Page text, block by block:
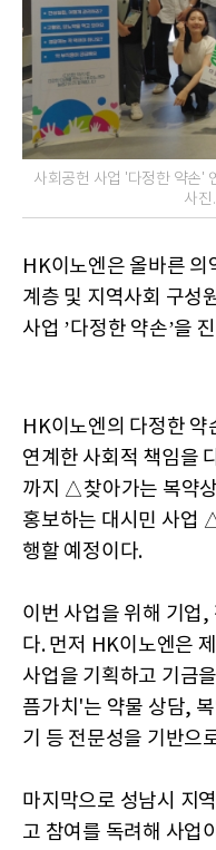
사회공헌 사업 '다정한 약손'
사진
HK이노엔은 올바른 의
계층 및 지역사회 구성
사업 ’다정한 약손’을
HK이노엔의 다정한 약
연계한 사회적 책임을
까지 △찾아가는 복약
홍보하는 대시민 사업
행할 예정이다.
이번 사업을 위해 기업
다. 먼저 HK이노엔은
사업을 기획하고 기금
픔가치'는 약물 상담,
기 등 전문성을 기반으
마지막으로 성남시 지
고 참여를 독려해 사업